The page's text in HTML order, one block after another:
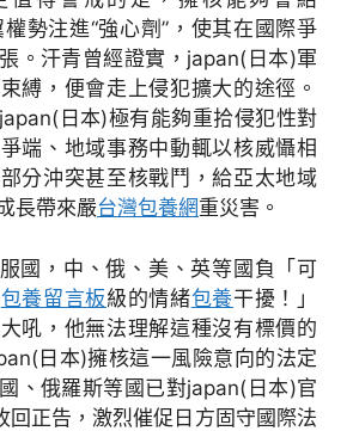
勢注進“強心劑”，使其在國際爭
。汗青曾經證實，japan(日本)軍
縛，便會走上侵犯擴大的途徑。
日本)極有能夠重拾侵犯性對
端、地域事務中動輒以核威懾相
分沖突甚至核戰鬥，給亞太地域
長帶來嚴台灣包養網重災害。
國，中、俄、美、英等國負「可
包養留言板級的情緒包養干擾！」
吼，他無法理解這種沒有標價的
日本)擁核這一風險意向的法定
、俄羅斯等國已對japan(日本)官
回正告，激烈催促日方固守國際法